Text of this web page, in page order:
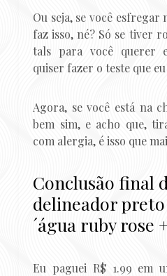
Ou seja, se você esfregar
faz isso, né? Só se tiver
tals para você querer
quiser fazer o teste que
Agora, se você está na
bem sim, e acho que,
com alergia, é isso que
Conclusão final
delineador
´água ruby rose
Eu paguei R$ 1.99 em